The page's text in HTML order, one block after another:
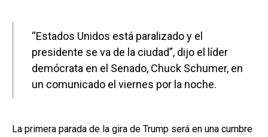
“Estados Unidos está paralizado y el
presidente se va de la ciudad”, dijo el líder
demócrata en el Senado, Chuck Schumer, en
un comunicado el viernes por la noche.
La primera parada de la gira de Trump será en una cumbre